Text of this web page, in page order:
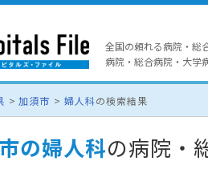
全国の頼れる病院・総
病院・総合病院・大学
加須市 婦人科の検索結果
の婦人科の病院・